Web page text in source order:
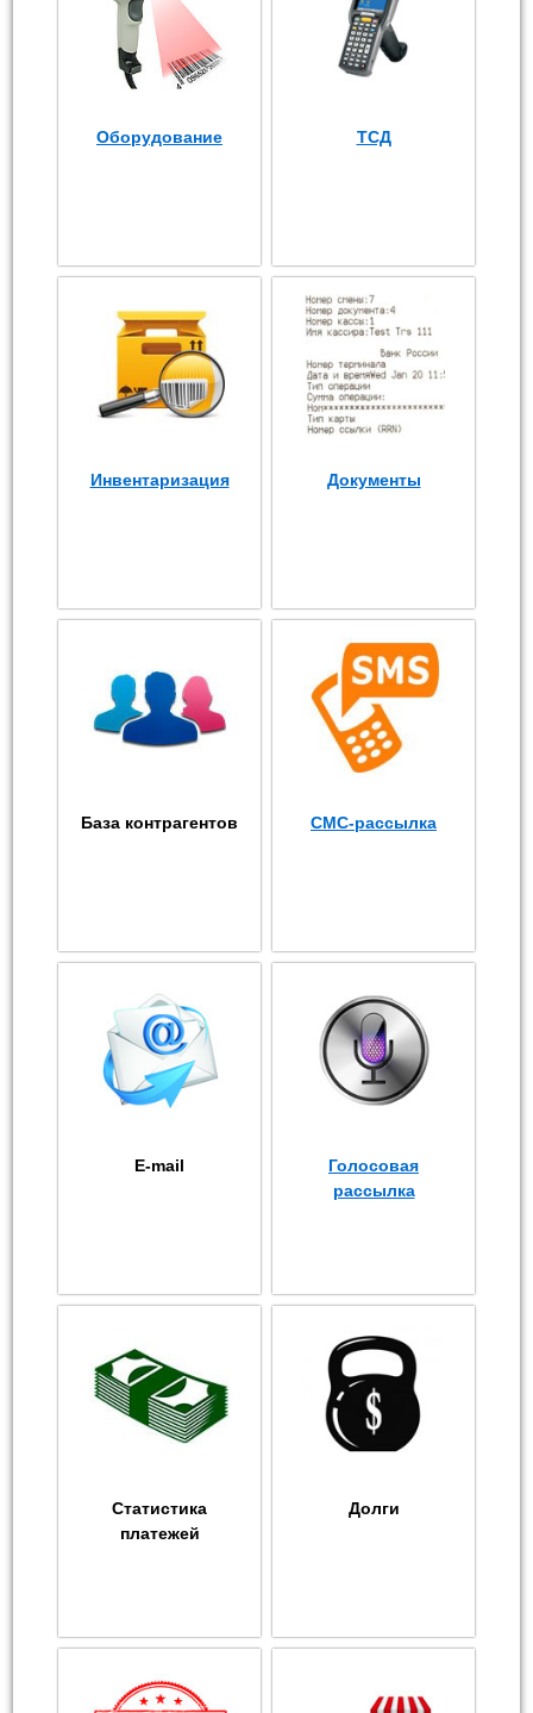
Оборудование ТСД
Инвентаризация Документы
База контрагентов СМС-рассылка
E-mail
Голосовая
рассылка
Статистика
платежей
Долги